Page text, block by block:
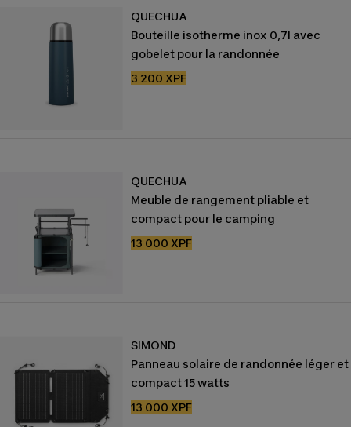
QUECHUA
Bouteille isotherme inox 0,7l avec
gobelet pour la randonnée
Prix
3 200 XPF
QUECHUA
Meuble de rangement pliable et
compact pour le camping
Prix
13 000 XPF
SIMOND
Panneau solaire de randonnée léger et
compact 15 watts
Prix
13 000 XPF